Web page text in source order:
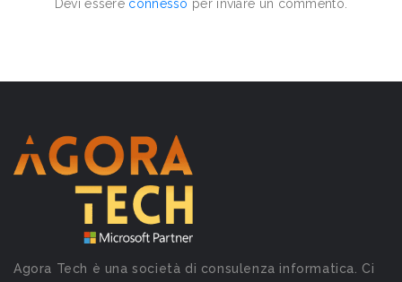
Devi essere connesso per inviare un commento.
Agora Tech è una società di consulenza informatica. Ci